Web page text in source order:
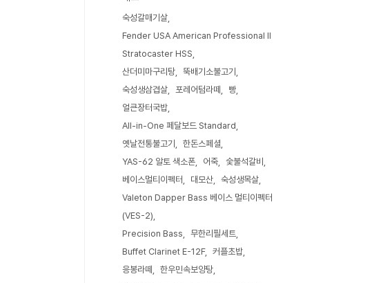
숙성갈매기살
Fender USA American Professional II
Stratocaster HSS
산더미마구리탕
뚝배기소불고기
숙성생삼겹살
포레어텀라떼
빵
얼큰장터국밥
All-in-One 페달보드 Standard
옛날전통불고기
한돈스페셜
YAS-62 알토 색소폰
어죽
숯불석갈비
베이스멀티이펙터
대모산
숙성생목살
Valeton Dapper Bass 베이스 멀티이펙터
(VES-2)
Precision Bass
무한리필세트
Buffet Clarinet E-12F
커플초밥
응봉라떼
한우민속보양탕